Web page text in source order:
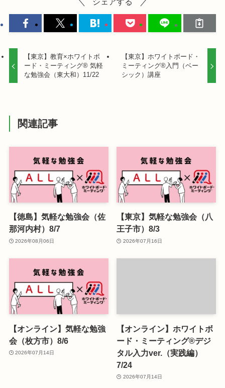
【東京】教育×ホワイトボ
ード・ミーティング® 気軽
な勉強会（東大和）11/22
【東京】ホワイトボード・
ミーティング®入門（ベー
シック）講座
関連記事
【徳島】気軽な勉強会（佐
那河内村）8/7
2026年08月06日
【東京】気軽な勉強会（八
王子市）8/3
2026年07月16日
【オンライン】気軽な勉強
会（枚方市）8/6
2026年07月14日
【オンライン】ホワイトボ
ード・ミーティング®デジ
タル入力ver.（実践編）
7/24
2026年07月14日